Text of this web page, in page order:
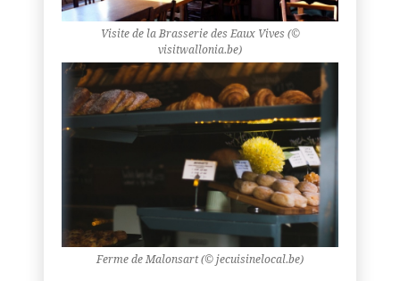
Visite de la Brasserie des Eaux Vives (©
visitwallonia.be)
Ferme de Malonsart (© jecuisinelocal.be)